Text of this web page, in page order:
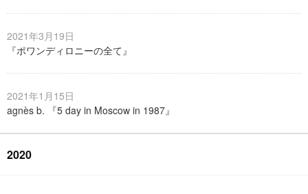
2021年3月19日
『ポワンディロニーの全て』
2021年1月15日
agnès b. 『5 day in Moscow in 1987』
2020